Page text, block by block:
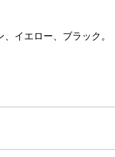
イエロー、ブラック。